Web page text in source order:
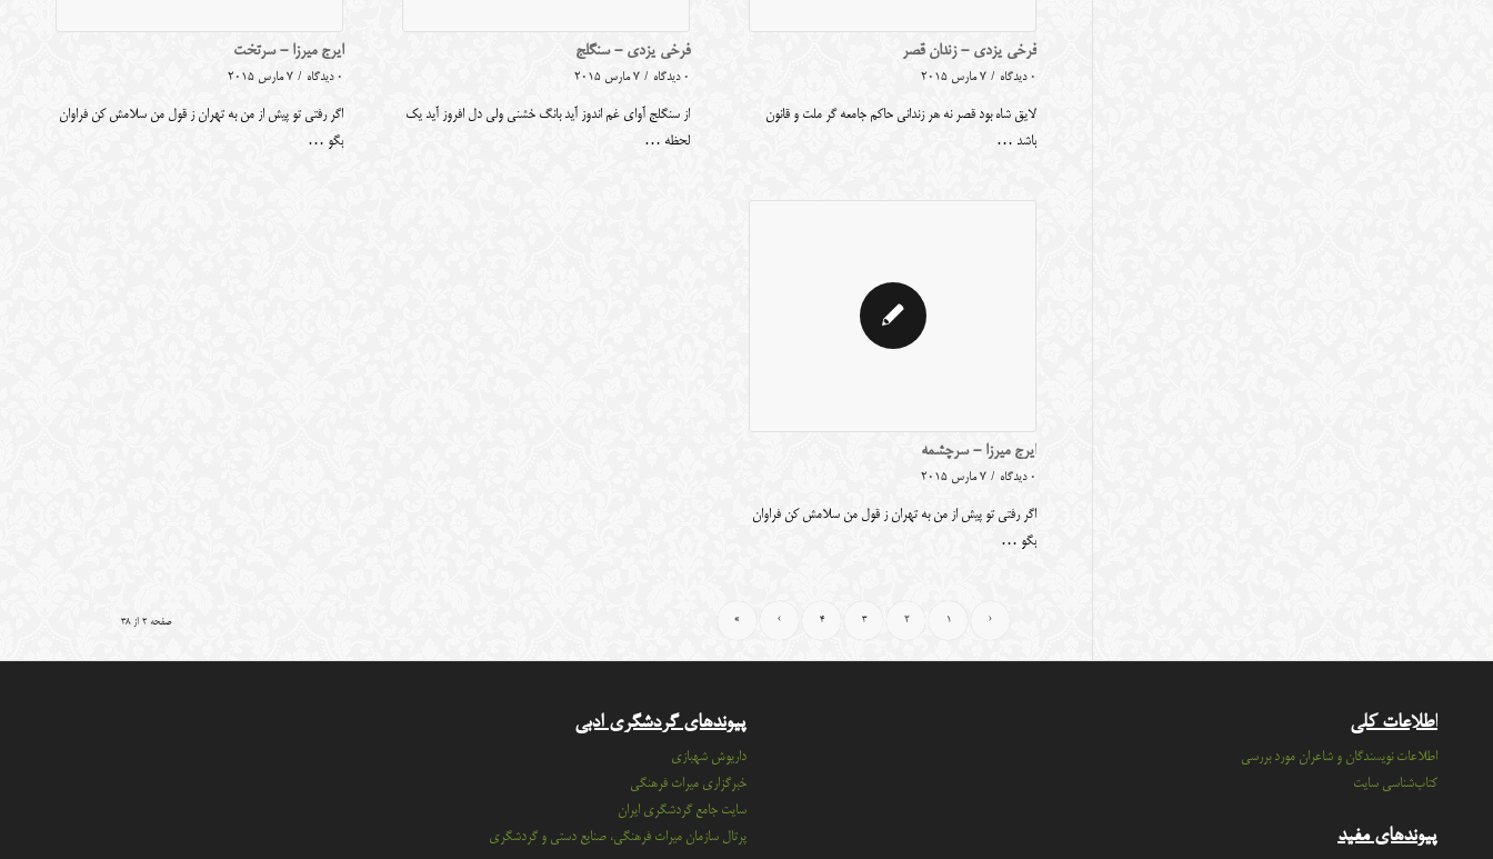
فرخی یزدی - زندان قصر
0 دیدگاه / 7 مارس 2015
لایق شاه بود قصر نه هر زندانی حاکم جامعه گر ملت و قانون
باشد …
فرخی یزدی - سنگلج
0 دیدگاه / 7 مارس 2015
از سنگلج آوای غم اندوز آید بانگ خشنی ولی دل افروز آید یک
لحظه …
ایرج میرزا - سرتخت
0 دیدگاه / 7 مارس 2015
اگر رفتی تو پیش از من به تهران ز قول من سلامش کن فراوان
بگو …
ایرج میرزا - سرچشمه
0 دیدگاه / 7 مارس 2015
اگر رفتی تو پیش از من به تهران ز قول من سلامش کن فراوان
بگو …
صفحه 2 از 38 ‹
1
2
3
4
›
»
اطلاعات کلی
اطلاعات نویسندگان و شاعران مورد بررسی
کتاب‌شناسی سایت
پیوندهای مفید
پیوندهای گردشگری ادبی
داریوش شهبازی
خبرگزاری میراث فرهنگی
سايت جامع گردشگري ايران
پرتال سازمان ميراث فرهنگي، صنايع دستي و گردشگري